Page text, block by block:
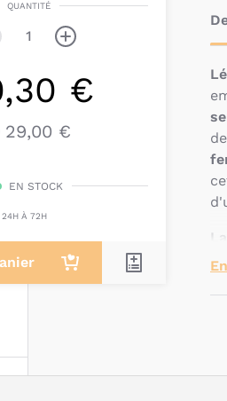
QUANTITÉ
€
29,00 €
EN STOCK
24H À 72H